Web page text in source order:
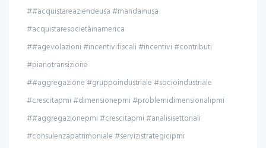
##acquistareaziendeusa #mandainusa
#acquistaresocietàinamerica
##agevolazioni #incentivifiscali #incentivi #contributi
#pianotransizione
##aggregazione #gruppoindustriale #socioindustriale
#crescitapmi #dimensionepmi #problemidimensionalipmi
##aggregazionepmi #crescitapmi #analisisettoriali
#consulenzapatrimoniale #servizistrategicipmi